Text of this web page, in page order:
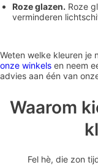
Roze glazen. Roze
verminderen
Weten welke kleuren je
onze winkels en neem
advies aan één van
Waarom
Fel hè, die zon